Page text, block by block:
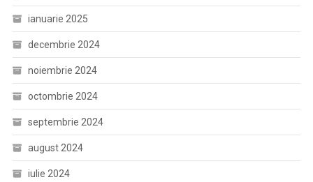
ianuarie 2025
decembrie 2024
noiembrie 2024
octombrie 2024
septembrie 2024
august 2024
iulie 2024